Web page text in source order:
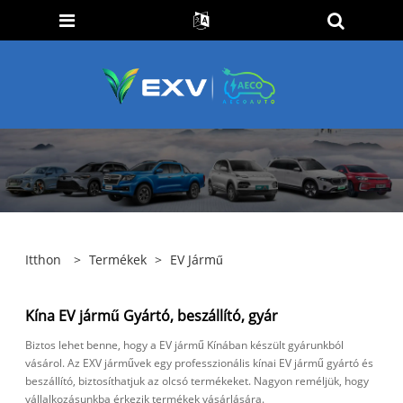
Itthon > Termékek > EV Jármű
Kína EV jármű Gyártó, beszállító, gyár
Biztos lehet benne, hogy a EV jármű Kínában készült gyárunkból
vásárol. Az EXV járművek egy professzionális kínai EV jármű gyártó és
beszállító, biztosíthatjuk az olcsó termékeket. Nagyon reméljük, hogy
vállalkozásunkba érkezik termékek vásárlására.